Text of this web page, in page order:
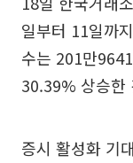
일부터 11일까
수는 201만
30.39% 상승한
증시 활성화 기